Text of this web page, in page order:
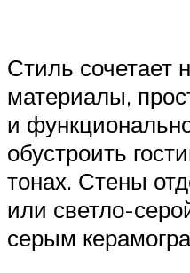
Стиль сочетает
материалы,
и
обустроить
тонах. Стены
или светло-
серым